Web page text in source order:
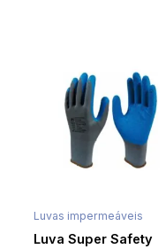
Luvas impermeáveis
Luva Super Safety